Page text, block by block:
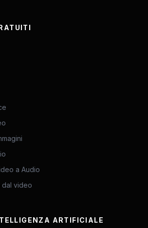
a Audio
dal video
ARTIFICIALE